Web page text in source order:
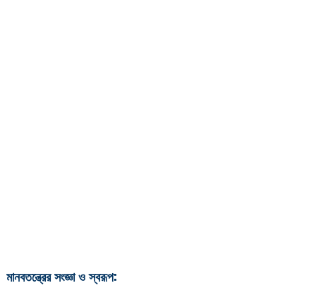
মানবতন্ত্রেরসংজ্ঞাওস্বরূপ: